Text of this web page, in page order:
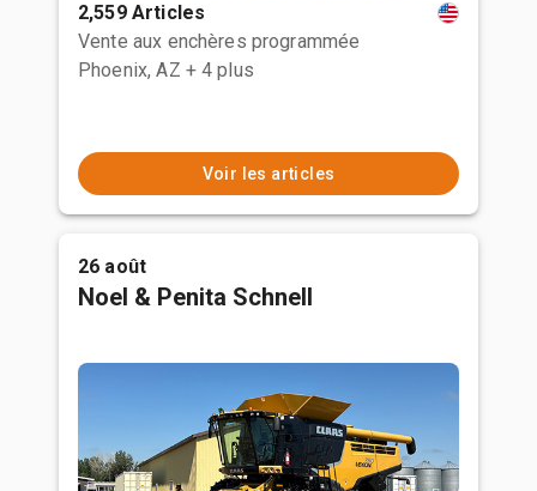
2,559 Articles
Vente aux enchères programmée
Phoenix, AZ + 4 plus
Voir les articles
26 août
Noel & Penita Schnell